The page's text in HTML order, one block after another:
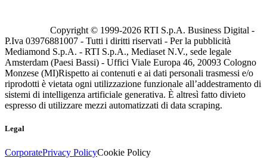
Copyright © 1999-2026 RTI S.p.A. Business Digital -
P.Iva 03976881007 - Tutti i diritti riservati - Per la pubblicità
Mediamond S.p.A. - RTI S.p.A., Mediaset N.V., sede legale
Amsterdam (Paesi Bassi) - Uffici Viale Europa 46, 20093 Cologno
Monzese (MI)Rispetto ai contenuti e ai dati personali trasmessi e/o
riprodotti è vietata ogni utilizzazione funzionale all’addestramento di
sistemi di intelligenza artificiale generativa. È altresì fatto divieto
espresso di utilizzare mezzi automatizzati di data scraping.
Legal
CorporatePrivacy PolicyCookie Policy